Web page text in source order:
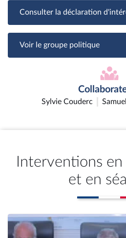
Consulter la déclaration
Voir le groupe politique
Sylvie Couderc
Interventions
et en